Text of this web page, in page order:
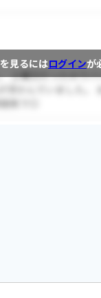
見るにはログインが